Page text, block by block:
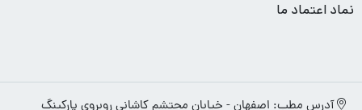
نماد اعتماد ما